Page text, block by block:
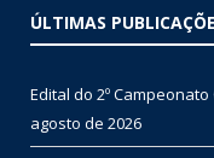
ÚLTIMAS
Edital do 2º
agosto de 2026